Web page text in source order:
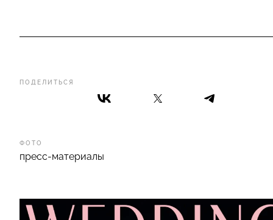
ПОДЕЛИТЬСЯ
ФОТО
пресс-материалы